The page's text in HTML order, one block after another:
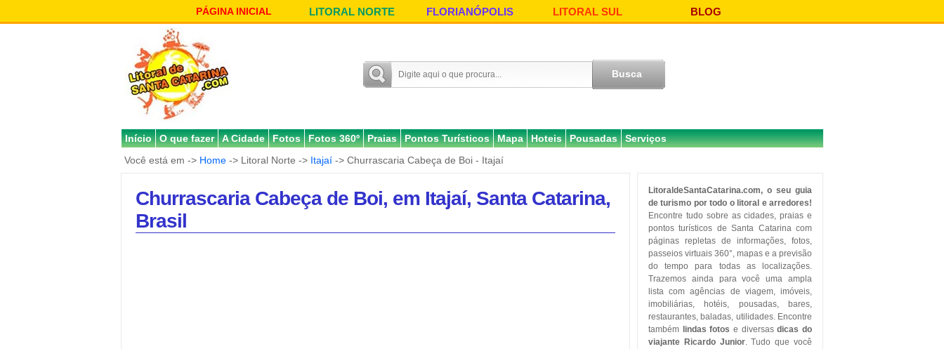
PÁGINA INICIAL LITORAL NORTE FLORIANÓPOLIS LITORAL SUL BLOG
Início O que fazer A Cidade Fotos Fotos 360º Praias Pontos Turísticos Mapa Hoteis Pousadas
Serviços
Você está em -> Home -> Litoral Norte -> Itajaí -> Churrascaria Cabeça de Boi - Itajaí
Churrascaria Cabeça de Boi, em Itajaí, Santa Catarina,
Brasil
LitoraldeSantaCatarina.com, o seu guia
de turismo por todo o litoral e arredores!
Encontre tudo sobre as cidades, praias e
pontos turísticos de Santa Catarina com
páginas repletas de informações, fotos,
passeios virtuais 360°, mapas e a previsão
do tempo para todas as localizações.
Trazemos ainda para você uma ampla
lista com agências de viagem, imóveis,
imobiliárias, hotéis, pousadas, bares,
restaurantes, baladas, utilidades. Encontre
também
lindas fotos e diversasdicas do
viajante Ricardo Junior. Tudo que você